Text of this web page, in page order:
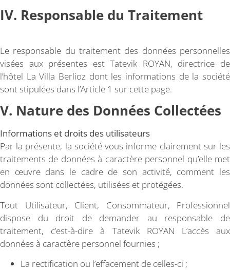
IV. Responsable du Traitement
Le responsable du traitement des données personnelles
visées aux présentes est Tatevik ROYAN, directrice de
l’hôtel La Villa Berlioz dont les informations de la société
sont stipulées dans l’Article 1 sur cette page.
V. Nature des Données Collectées
Informations et droits des utilisateurs
Par la présente, la société vous informe clairement sur les
traitements de données à caractère personnel qu’elle met
en œuvre dans le cadre de son activité, comment les
données sont collectées, utilisées et protégées.
Tout Utilisateur, Client, Consommateur, Professionnel
dispose du droit de demander au responsable de
traitement, c’est-à-dire à Tatevik ROYAN L’accès aux
données à caractère personnel fournies ;
La rectification ou l’effacement de celles-ci ;